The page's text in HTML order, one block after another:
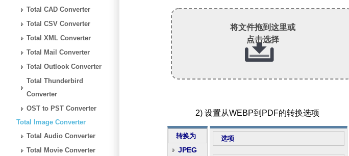
Total CAD Converter
Total CSV Converter
Total XML Converter
Total Mail Converter
Total Outlook Converter
Total Thunderbird
Converter
OST to PST Converter
Total Image Converter
Total Audio Converter
Total Movie Converter
将文件拖到这里或
点击选择
2) 设置从WEBP到PDF的转换选项
转换为
JPEG
选项